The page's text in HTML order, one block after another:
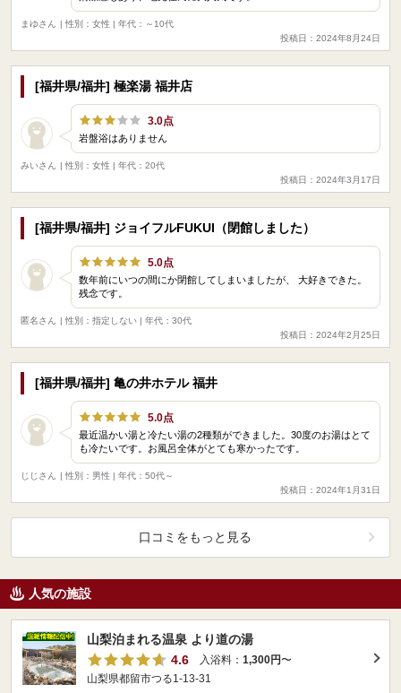
まゆさん
| 性別：女性 | 年代：～10代
投稿日：2024年8月24日
[福井県/福井] 極楽湯 福井店
3.0点
岩盤浴はありません
みいさん
| 性別：女性 | 年代：20代
投稿日：2024年3月17日
[福井県/福井] ジョイフルFUKUI（閉館しました）
5.0点
数年前にいつの間にか閉館してしまいましたが、 大好きできた。
残念です。
匿名さん
| 性別：指定しない | 年代：30代
投稿日：2024年2月25日
[福井県/福井] 亀の井ホテル 福井
5.0点
最近温かい湯と冷たい湯の2種類ができました。30度のお湯はとて
も冷たいです。お風呂全体がとても寒かったです。
じじさん
| 性別：男性 | 年代：50代～
投稿日：2024年1月31日
口コミをもっと見る
人気の施設
山梨泊まれる温泉 より道の湯
4.6
入浴料： 1,300円〜
山梨県都留市つる1-13-31